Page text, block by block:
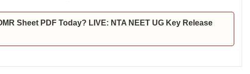
Sheet PDF Today? LIVE: NTA NEET UG Key Release